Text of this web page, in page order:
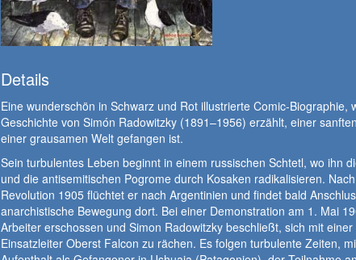
Details
Eine wunderschön in Schwarz und Rot illustrierte Comic-Biographie,
Geschichte von Simón Radowitzky (1891–1956) erzählt, einer
einer grausamen Welt gefangen ist.
Sein turbulentes Leben beginnt in einem russischen Schtetl, wo ihn
und die antisemitischen Pogrome durch Kosaken radikalisieren.
Revolution 1905 flüchtet er nach Argentinien und findet bald
anarchistische Bewegung dort. Bei einer Demonstration am 1. Mai
Arbeiter erschossen und Simon Radowitzky beschließt, sich mit
Einsatzleiter Oberst Falcon zu rächen. Es folgen turbulente Zeiten,